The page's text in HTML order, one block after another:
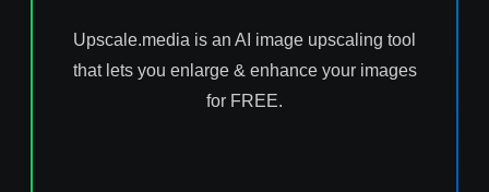
Upscale.media is an AI image upscaling tool
that lets you enlarge & enhance your images
for FREE.